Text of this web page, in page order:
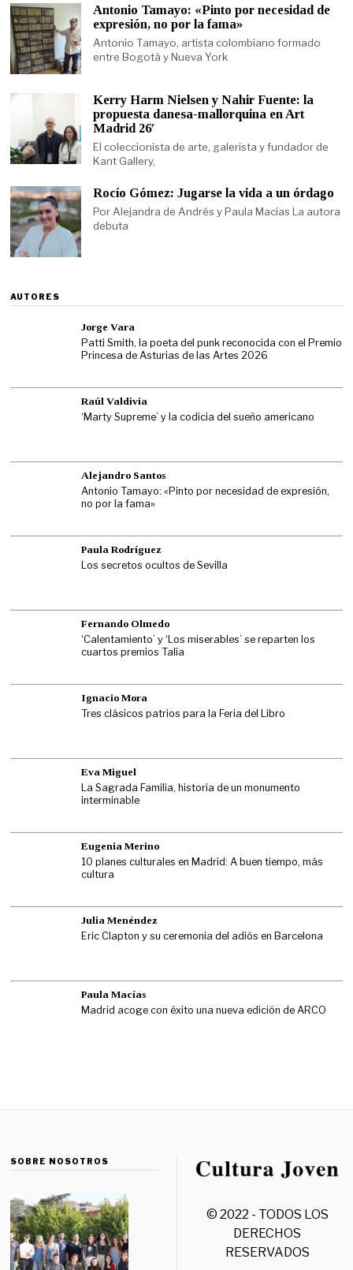
Antonio Tamayo: «Pinto por necesidad de
expresión, no por la fama»
Antonio Tamayo, artista colombiano formado
entre Bogotá y Nueva York
Kerry Harm Nielsen y Nahir Fuente: la
propuesta danesa-mallorquina en Art
Madrid 26′
El coleccionista de arte, galerista y fundador de
Kant Gallery,
Rocío Gómez: Jugarse la vida a un órdago
Por Alejandra de Andrés y Paula Macías La autora
debuta
AUTORES
Jorge Vara
Patti Smith, la poeta del punk reconocida con el Premio
Princesa de Asturias de las Artes 2026
Raúl Valdivia
‘Marty Supreme’ y la codicia del sueño americano
Alejandro Santos
Antonio Tamayo: «Pinto por necesidad de expresión,
no por la fama»
Paula Rodríguez
Los secretos ocultos de Sevilla
Fernando Olmedo
‘Calentamiento’ y ‘Los miserables’ se reparten los
cuartos premios Talía
Ignacio Mora
Tres clásicos patrios para la Feria del Libro
Eva Miguel
La Sagrada Familia, historia de un monumento
interminable
Eugenia Merino
10 planes culturales en Madrid: A buen tiempo, más
cultura
Julia Menéndez
Eric Clapton y su ceremonia del adiós en Barcelona
Paula Macías
Madrid acoge con éxito una nueva edición de ARCO
SOBRE NOSOTROS
© 2022 - TODOS LOS
DERECHOS
RESERVADOS